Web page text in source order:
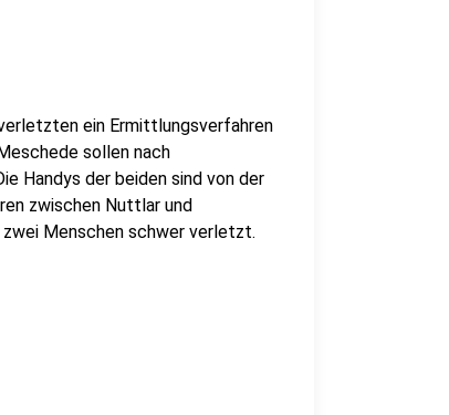
ein Ermittlungsverfahren
sollen nach
Handys der beiden sind von der
zwischen Nuttlar und
Menschen schwer verletzt.